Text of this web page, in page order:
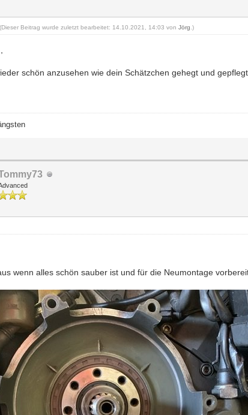
(Dieser Beitrag wurde zuletzt bearbeitet: 14.10.2021, 14:03 vonJörg .)
schön anzusehen wie dein Schätzchen gehegt und
wenn alles schön sauber ist und für die Neumontage